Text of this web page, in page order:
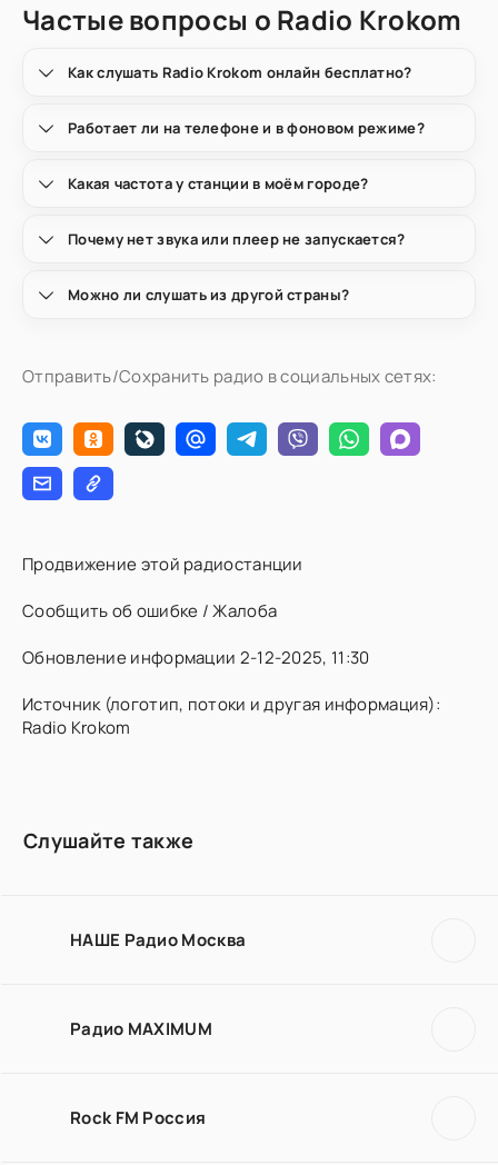
Частые вопросы о Radio Krokom
Как слушать Radio Krokom онлайн бесплатно?
Работает ли на телефоне и в фоновом режиме?
Какая частота у станции в моём городе?
Почему нет звука или плеер не запускается?
Можно ли слушать из другой страны?
Отправить/Сохранить радио в социальных сетях:
Продвижение этой радиостанции
Сообщить об ошибке / Жалоба
Обновление информации 2-12-2025, 11:30
Источник (логотип, потоки и другая информация):
Radio Krokom
Слушайте также
НАШЕ Радио Москва
Радио MAXIMUM
Rock FM Россия